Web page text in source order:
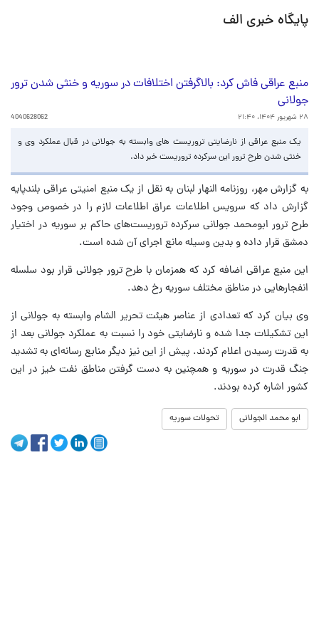
پایگاه خبری الف
منبع عراقی فاش کرد: بالاگرفتن اختلافات در سوریه و خنثی شدن ترور
جولانی
۲۸ شهریور ۱۴۰۴، ۲۱:۴۰ 4040628062
یک منبع عراقی از نارضایتی تروریست های وابسته به جولانی در قبال عملکرد وی و
خنثی شدن طرح ترور این سرکرده تروریست خبر داد.
به گزارش مهر، روزنامه النهار لبنان به نقل از یک منبع امنیتی عراقی بلندپایه
گزارش داد که سرویس اطلاعات عراق اطلاعات لازم را در خصوص وجود
طرح ترور ابومحمد جولانی سرکرده تروریست‌های حاکم بر سوریه در اختیار
دمشق قرار داده و بدین وسیله مانع اجرای آن شده است.
این منبع عراقی اضافه کرد که همزمان با طرح ترور جولانی قرار بود سلسله
انفجارهایی در مناطق مختلف سوریه رخ دهد.
وی بیان کرد که تعدادی از عناصر هیئت تحریر الشام وابسته به جولانی از
این تشکیلات جدا شده و نارضایتی خود را نسبت به عملکرد جولانی بعد از
به قدرت رسیدن اعلام کردند. پیش از این نیز دیگر منابع رسانه‌ای به تشدید
جنگ قدرت در سوریه و همچنین به دست گرفتن مناطق نفت خیز در این
کشور اشاره کرده بودند.
ابو محمد الجولانی تحولات سوریه